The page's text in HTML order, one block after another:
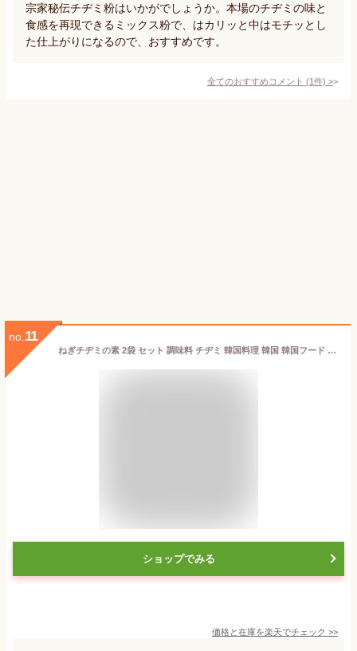
宗家秘伝チヂミ粉はいかがでしょうか。本場のチヂミの味と
食感を再現できるミックス粉で、はカリッと中はモチッとし
た仕上がりになるので、おすすめです。
全てのおすすめコメント (1件) >
no. 11
ねぎチヂミの素 2袋 セット 調味料 チヂミ 韓国料理 韓国 韓国フード ネギ ダイショー
ショップでみる
価格と在庫を楽天でチェック >>